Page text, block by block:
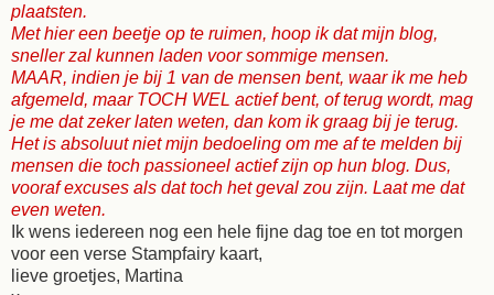
plaatsten.
Met hier een beetje op te ruimen, hoop ik dat mijn blog,
sneller zal kunnen laden voor sommige mensen.
MAAR, indien je bij 1 van de mensen bent, waar ik me heb
afgemeld, maar TOCH WEL actief bent, of terug wordt, mag
je me dat zeker laten weten, dan kom ik graag bij je terug.
Het is absoluut niet mijn bedoeling om me af te melden bij
mensen die toch passioneel actief zijn op hun blog. Dus,
vooraf excuses als dat toch het geval zou zijn. Laat me dat
even weten.
Ik wens iedereen nog een hele fijne dag toe en tot morgen
voor een verse Stampfairy kaart,
lieve groetjes, Martina